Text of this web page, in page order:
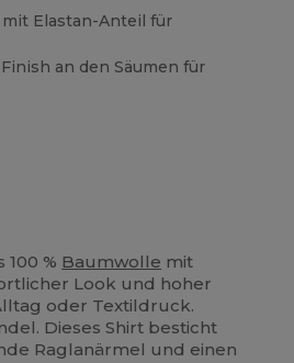
Elastan-Anteil für
an den Säumen für
% Baumwolle mit
Look und hoher
oder Textildruck.
Dieses Shirt besticht
Raglanärmel und einen